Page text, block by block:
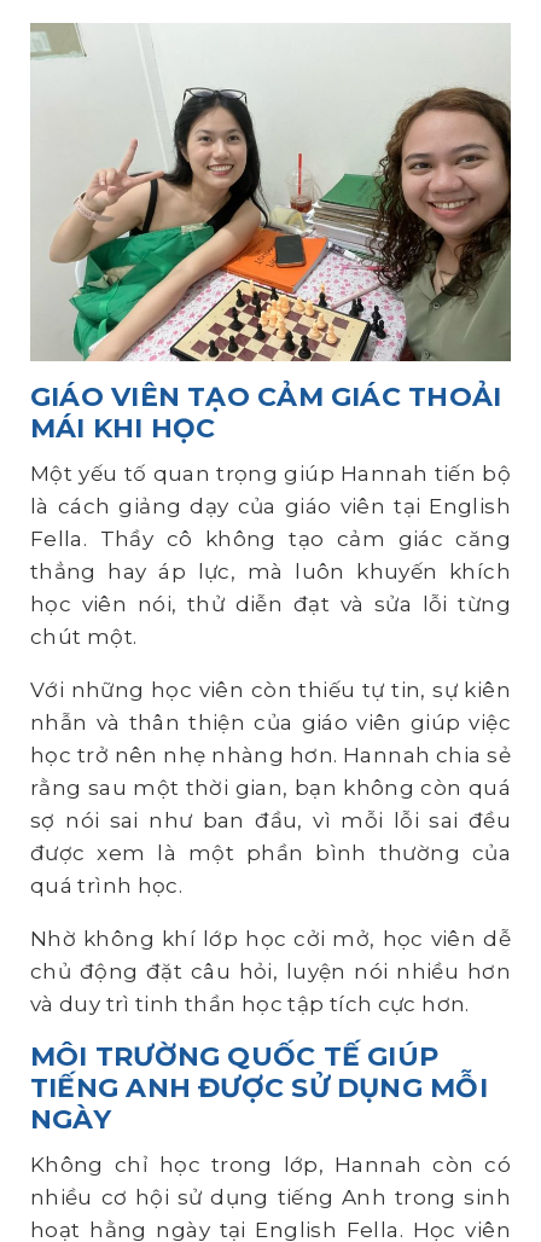
GIÁO VIÊN TẠO CẢM GIÁC THOẢI
MÁI KHI HỌC
Một yếu tố quan trọng giúp Hannah tiến bộ
là cách giảng dạy của giáo viên tại English
Fella. Thầy cô không tạo cảm giác căng
thẳng hay áp lực, mà luôn khuyến khích
học viên nói, thử diễn đạt và sửa lỗi từng
chút một.
Với những học viên còn thiếu tự tin, sự kiên
nhẫn và thân thiện của giáo viên giúp việc
học trở nên nhẹ nhàng hơn. Hannah chia sẻ
rằng sau một thời gian, bạn không còn quá
sợ nói sai như ban đầu, vì mỗi lỗi sai đều
được xem là một phần bình thường của
quá trình học.
Nhờ không khí lớp học cởi mở, học viên dễ
chủ động đặt câu hỏi, luyện nói nhiều hơn
và duy trì tinh thần học tập tích cực hơn.
MÔI TRƯỜNG QUỐC TẾ GIÚP
TIẾNG ANH ĐƯỢC SỬ DỤNG MỖI
NGÀY
Không chỉ học trong lớp, Hannah còn có
nhiều cơ hội sử dụng tiếng Anh trong sinh
hoạt hằng ngày tại English Fella. Học viên